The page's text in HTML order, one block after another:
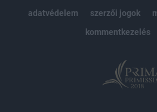
adatvédelem
szerzői jogok
kommentkezelés